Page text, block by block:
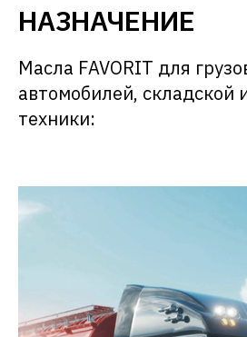
НАЗНАЧЕНИЕ
Масла FAVORIT для
автомобилей, складской
техники: